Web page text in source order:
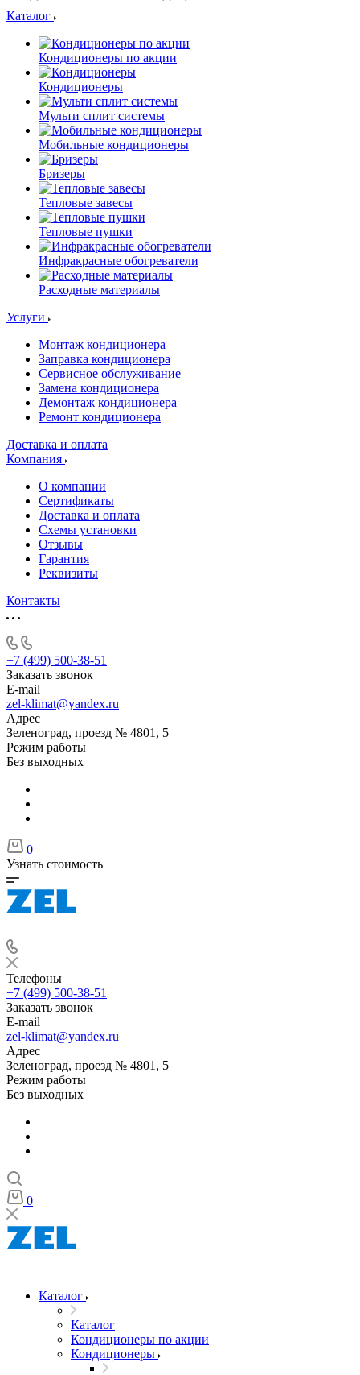
Каталог
Кондиционеры по акции
Кондиционеры
Мульти сплит системы
Мобильные кондиционеры
Бризеры
Тепловые завесы
Тепловые пушки
Инфракрасные обогреватели
Расходные материалы
Услуги
Монтаж кондиционера
Заправка кондиционера
Сервисное обслуживание
Замена кондиционера
Демонтаж кондиционера
Ремонт кондиционера
Доставка и оплата
Компания
О компании
Сертификаты
Доставка и оплата
Схемы установки
Отзывы
Гарантия
Реквизиты
Контакты
+7 (499) 500-38-51
Заказать звонок
E-mail
zel-klimat@yandex.ru
Адрес
Зеленоград, проезд № 4801, 5
Режим работы
Без выходных
0
Узнать стоимость
Телефоны
+7 (499) 500-38-51
Заказать звонок
E-mail
zel-klimat@yandex.ru
Адрес
Зеленоград, проезд № 4801, 5
Режим работы
Без выходных
0
Каталог
Каталог
Кондиционеры по акции
Кондиционеры